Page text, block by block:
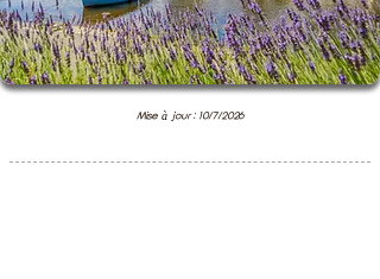
Mise à jour : 10/7/2026